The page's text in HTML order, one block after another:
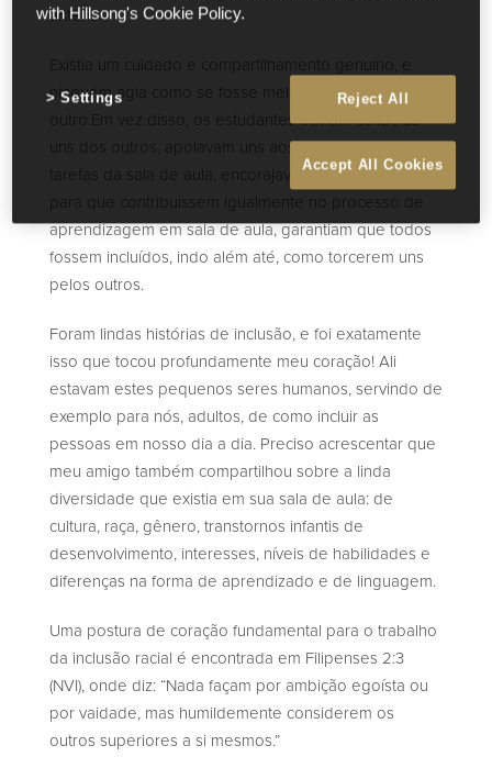
anterior.
Existia um cuidado e compartilhamento genuíno, e
ninguém agia como se fosse melhor do que o
outro.Em vez disso, os estudantes ouviam as ideias
uns dos outros, apoiavam uns aos outros, dividiam as
tarefas da sala de aula, encorajavam uns aos outros
para que contribuíssem igualmente no processo de
aprendizagem em sala de aula, garantiam que todos
fossem incluídos, indo além até, como torcerem uns
pelos outros.
Foram lindas histórias de inclusão, e foi exatamente
isso que tocou profundamente meu coração! Ali
estavam estes pequenos seres humanos, servindo de
exemplo para nós, adultos, de como incluir as
pessoas em nosso dia a dia. Preciso acrescentar que
meu amigo também compartilhou sobre a linda
diversidade que existia em sua sala de aula: de
cultura, raça, gênero, transtornos infantis de
desenvolvimento, interesses, níveis de habilidades e
diferenças na forma de aprendizado e de linguagem.
Uma postura de coração fundamental para o trabalho
da inclusão racial é encontrada em Filipenses 2:3
(NVI), onde diz: “Nada façam por ambição egoísta ou
por vaidade, mas humildemente considerem os
outros superiores a si mesmos.”
with Hillsong's Cookie Policy.
Reject All
Accept All Cookies
Settings